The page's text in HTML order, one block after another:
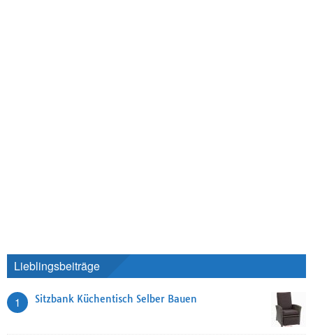
Lieblingsbeiträge
1 Sitzbank Küchentisch Selber Bauen